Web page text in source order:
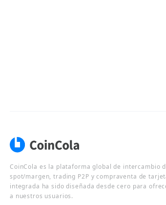
CoinCola es la plataforma global de intercambio
spot/margen, trading P2P y compraventa de
integrada ha sido diseñada desde cero para
a nuestros usuarios.